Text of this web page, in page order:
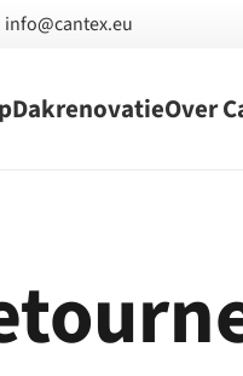
info@cantex.eu
DakrenovatieOver